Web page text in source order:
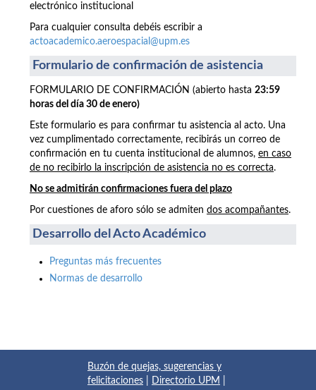
electrónico institucional
Para cualquier consulta debéis escribir a
actoacademico.aeroespacial@upm.es
Formulario de confirmación de asistencia
FORMULARIO DE CONFIRMACIÓN (abierto hasta 23:59
horas del día 30 de enero)
Este formulario es para confirmar tu asistencia al acto. Una
vez cumplimentado correctamente, recibirás un correo de
confirmación en tu cuenta institucional de alumnos, en caso
de no recibirlo la inscripción de asistencia no es correcta.
No se admitirán confirmaciones fuera del plazo
Por cuestiones de aforo sólo se admiten dos acompañantes.
Desarrollo del Acto Académico
Preguntas más frecuentes
Normas de desarrollo
Buzón de quejas, sugerencias y
felicitaciones
Directorio UPM